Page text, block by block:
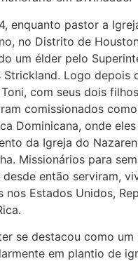
enquanto pastor a
no Distrito de
um élder pelo
Strickland. Logo depois
com seus dois
comissionados
Dominicana, onde
da Igreja do
Missionários para
então serviram,
nos Estados Unidos,
se destacou como
em plantio de